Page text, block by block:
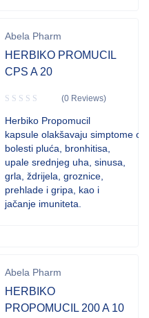
Abela Pharm
HERBIKO PROMUCIL
CPS A 20
(0 Reviews)
Herbiko Propomucil
kapsule olakšavaju simptome
bolesti pluća, bronhitisa,
upale srednjeg uha, sinusa,
grla, ždrijela, groznice,
prehlade i gripa, kao i
jačanje imuniteta.
Abela Pharm
HERBIKO
PROPOMUCIL 200 A 10